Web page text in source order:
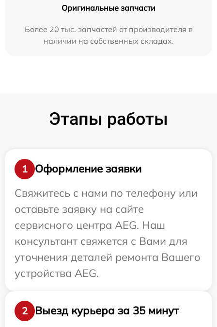
Оригинальные запчасти
Более 20 тыс. запчастей от производителя в
наличии на собственных складах.
Этапы работы
1
Оформление заявки
Свяжитесь с нами по телефону или
оставьте заявку на сайте
сервисного центра AEG. Наш
консультант свяжется с Вами для
уточнения деталей ремонта Вашего
устройства AEG.
2
Выезд курьера за 35 минут